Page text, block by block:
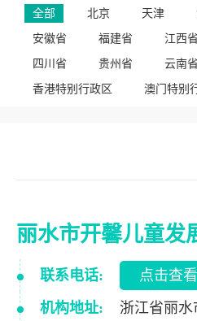
全部 北京 天津
安徽省 福建省 江西省
四川省 贵州省 云南省
香港特别行政区 澳门特别
丽水市开馨儿童发
联系电话:
点击查看
机构地址:
浙江省丽水